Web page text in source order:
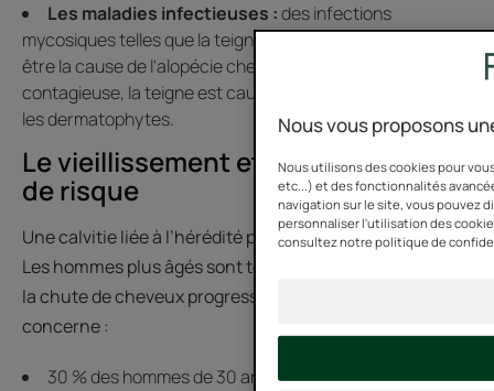
Les maladies infectieuses :des infections
mycosiques telles que la teigne du cuir chevelu peuvent
être la cause de l'alopécie chez l'homme. Très
contagieuse, la teigne est causée par des champignons,
les dermatophytes.
Le vieillissement et autres facteurs
de risque
Une calvitie liée à l’hérédité peut débuter dès 17-18 ans.
Les hommes plus âgés sont toutefois plus touchés par
la chute de cheveux progressive. On considère qu'elle
concerne :
30 % des hommes de 30 ans ;
Nous vous proposons
Nous utilisons des cookies pour
etc...) et des fonctionnalités
navigation sur le site, vous pouvez
personnaliser l'utilisation des
consultez notre politique de